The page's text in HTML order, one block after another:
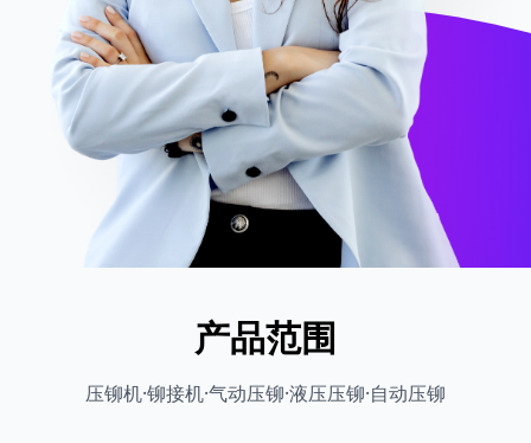
产品范围
压铆机·铆接机·气动压铆·液压压铆·自动压铆